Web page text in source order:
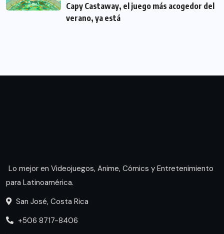
Capy Castaway, el juego más acogedor del
verano, ya está
Lo mejor en Videojuegos, Anime, Cómics y Entretenimiento
para Latinoamérica.
San José, Costa Rica
+506 8717-8406